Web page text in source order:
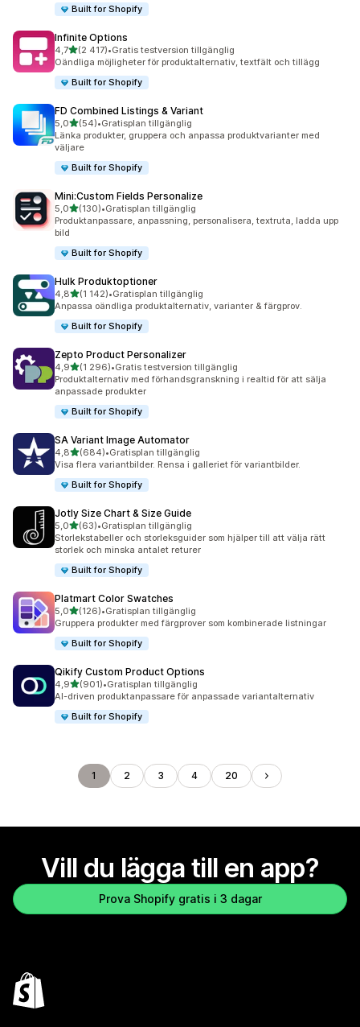
Built for Shopify
Infinite Options
4,7av 5 stjärnor
(2 417)
2417 recensioner totalt
•Gratis testversion tillgänglig
Oändliga möjligheter för produktalternativ, textfält och tillägg
Built for Shopify
FD Combined Listings & Variant
5,0av 5 stjärnor
(54)
54 recensioner totalt
•Gratisplan tillgänglig
Länka produkter, gruppera och anpassa produktvarianter med
väljare
Built for Shopify
Mini:Custom Fields Personalize
5,0av 5 stjärnor
(130)
130 recensioner totalt
•Gratisplan tillgänglig
Produktanpassare, anpassning, personalisera, textruta, ladda upp
bild
Built for Shopify
Hulk Produktoptioner
4,8av 5 stjärnor
(1 142)
1142 recensioner totalt
•Gratisplan tillgänglig
Anpassa oändliga produktalternativ, varianter & färgprov.
Built for Shopify
Zepto Product Personalizer
4,9av 5 stjärnor
(1 296)
1296 recensioner totalt
•Gratis testversion tillgänglig
Produktalternativ med förhandsgranskning i realtid för att sälja
anpassade produkter
Built for Shopify
SA Variant Image Automator
4,8av 5 stjärnor
(684)
684 recensioner totalt
•Gratisplan tillgänglig
Visa flera variantbilder. Rensa i galleriet för variantbilder.
Built for Shopify
Jotly Size Chart & Size Guide
5,0av 5 stjärnor
(63)
63 recensioner totalt
•Gratisplan tillgänglig
Storlekstabeller och storleksguider som hjälper till att välja rätt
storlek och minska antalet returer
Built for Shopify
Platmart Color Swatches
5,0av 5 stjärnor
(126)
126 recensioner totalt
•Gratisplan tillgänglig
Gruppera produkter med färgprover som kombinerade listningar
Built for Shopify
Qikify Custom Product Options
4,9av 5 stjärnor
(901)
901 recensioner totalt
•Gratisplan tillgänglig
AI-driven produktanpassare för anpassade variantalternativ
Built for Shopify
1 2 3 4 20
Vill du lägga till en app?
Prova Shopify gratis i 3 dagar